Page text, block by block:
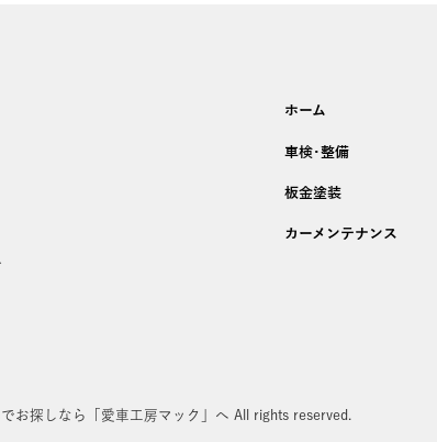
ホーム
車検･整備
板金塗装
カーメンテナンス
お探しなら「愛車工房マック」へ All rights reserved.